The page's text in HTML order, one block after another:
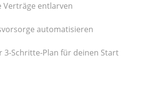
Verträge entlarven
automatisieren
3-Schritte-Plan für deinen Start